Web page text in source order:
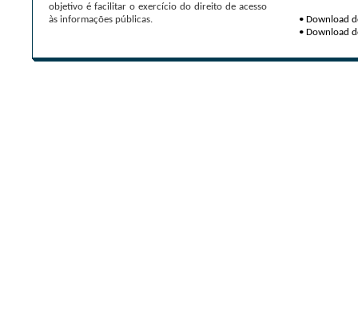
objetivo é facilitar o exercício do direito de acesso
às informações públicas.
• Download
• Download